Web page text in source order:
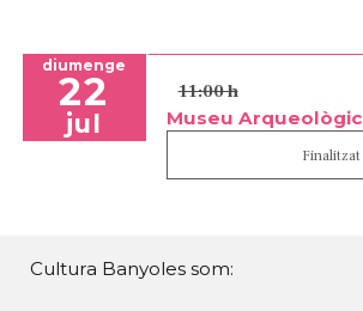
diumenge
22
jul
11:00 h
Museu Arqueològic
Finalitzat
Cultura Banyoles som: